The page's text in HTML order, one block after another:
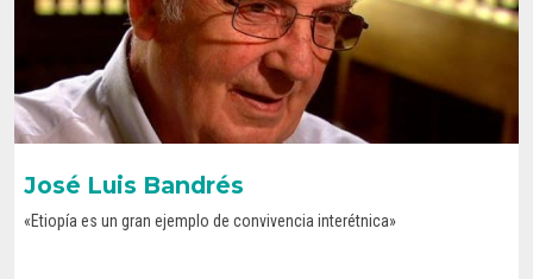
José Luis Bandrés
«Etiopía es un gran ejemplo de convivencia interétnica»